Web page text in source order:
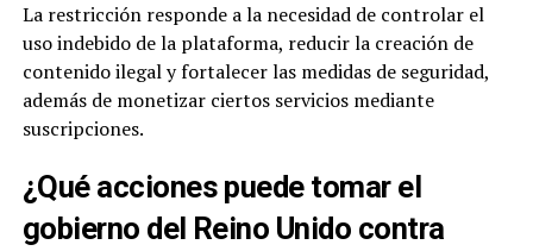
La restricción responde a la necesidad de controlar el
uso indebido de la plataforma, reducir la creación de
contenido ilegal y fortalecer las medidas de seguridad,
además de monetizar ciertos servicios mediante
suscripciones.
¿Qué acciones puede tomar el
gobierno del Reino Unido contra